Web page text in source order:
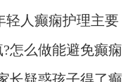
轻人癫痫护理主要
怎么做能避免癫痫